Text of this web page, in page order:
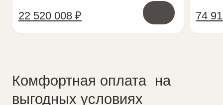
Ответы на вопросы